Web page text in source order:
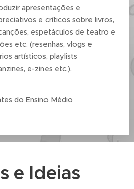
apresentações e
e críticos sobre livros,
espetáculos de teatro e
etc. (resenhas, vlogs e
artísticos, playlists
e-zines etc.).
do Ensino Médio
e Ideias